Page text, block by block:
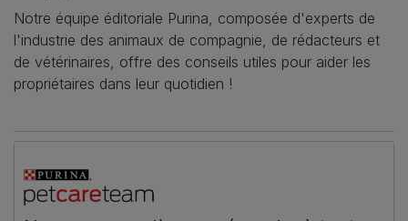
Notre équipe éditoriale Purina, composée d'experts de
l'industrie des animaux de compagnie, de rédacteurs et
de vétérinaires, offre des conseils utiles pour aider les
propriétaires dans leur quotidien !